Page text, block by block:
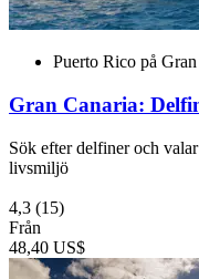
Puerto Rico på
Gran Canaria:
Sök efter delfiner och
livsmiljö
4,3 (15)
Från
48,40 US$